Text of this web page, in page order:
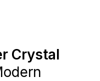
Crystal